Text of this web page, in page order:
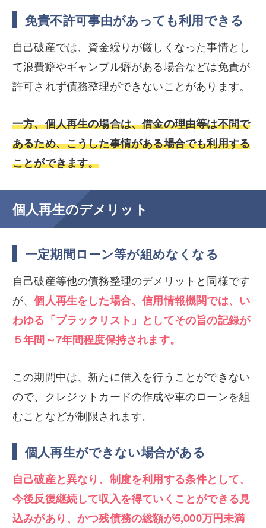
免責不許可事由があっても利用できる
自己破産では、資金繰りが厳しくなった事情とし
て浪費癖やギャンブル癖がある場合などは免責が
許可されず債務整理ができないことがあります。
一方、個人再生の場合は、借金の理由等は不問で
あるため、こうした事情がある場合でも利用する
ことができます。
個人再生のデメリット
一定期間ローン等が組めなくなる
自己破産等他の債務整理のデメリットと同様です
が、個人再生をした場合、信用情報機関では、い
わゆる「ブラックリスト」としてその旨の記録が
５年間～7年間程度保持されます。
この期間中は、新たに借入を行うことができない
ので、クレジットカードの作成や車のローンを組
むことなどが制限されます。
個人再生ができない場合がある
自己破産と異なり、制度を利用する条件として、
今後反復継続して収入を得ていくことができる見
込みがあり、かつ残債務の総額が5,000万円未満